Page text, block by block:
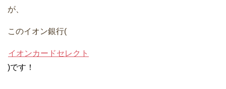
が、
このイオン銀行(
イオンカードセレクト
)です！